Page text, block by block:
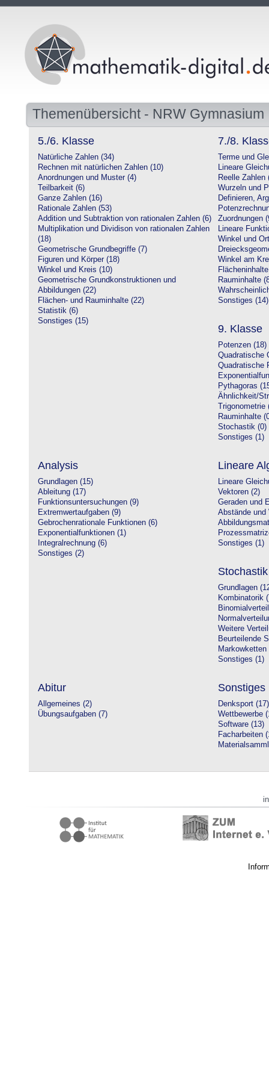
Themenübersicht - NRW Gymnasium
5./6. Klasse
Natürliche Zahlen (34)
Rechnen mit natürlichen Zahlen (10)
Anordnungen und Muster (4)
Teilbarkeit (6)
Ganze Zahlen (16)
Rationale Zahlen (53)
Addition und Subtraktion von rationalen Zahlen (6)
Multiplikation und Dividison von rationalen Zahlen
(18)
Geometrische Grundbegriffe (7)
Figuren und Körper (18)
Winkel und Kreis (10)
Geometrische Grundkonstruktionen und
Abbildungen (22)
Flächen- und Rauminhalte (22)
Statistik (6)
Sonstiges (15)
7./8.
Terme und
Lineare
Reelle Zahlen
Wurzeln und
Definieren,
Zuordnungen
Lineare
Winkel und
Winkel am
Rauminhalte
Sonstiges (14)
9. Klasse
Potenzen (18)
Quadratische
Quadratische
Pythagoras
Ähnlichkeit/
Trigonometrie
Rauminhalte
Stochastik (0)
Sonstiges (1)
Analysis
Grundlagen (15)
Ableitung (17)
Funktionsuntersuchungen (9)
Extremwertaufgaben (9)
Gebrochenrationale Funktionen (6)
Exponentialfunktionen (1)
Integralrechnung (6)
Sonstiges (2)
Lineare
Lineare
Vektoren (2)
Geraden und
Abstände und
Sonstiges (1)
Stochastik
Grundlagen
Kombinatorik
Weitere
Beurteilende
Markowketten
Sonstiges (1)
Abitur
Allgemeines (2)
Übungsaufgaben (7)
Sonstiges
Denksport (17)
Wettbewerbe
Software (13)
Facharbeiten